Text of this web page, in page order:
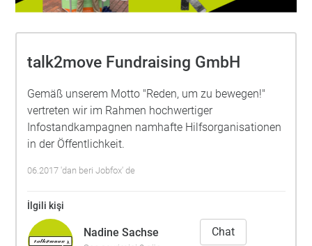
talk2move Fundraising GmbH
Gemäß unserem Motto "Reden, um zu bewegen!"
vertreten wir im Rahmen hochwertiger
Infostandkampagnen namhafte Hilfsorganisationen
in der Öffentlichkeit.
06.2017 'dan beri Jobfox' de
İlgili kişi
Nadine Sachse Chat